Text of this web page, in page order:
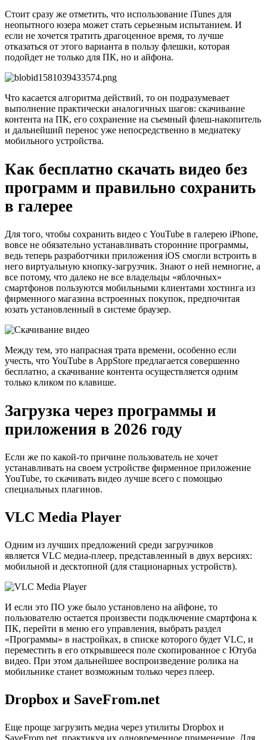
Стоит сразу же отметить, что использование iTunes для
неопытного юзера может стать серьезным испытанием. И
если не хочется тратить драгоценное время, то лучше
отказаться от этого варианта в пользу флешки, которая
подойдет не только для ПК, но и айфона.
Что касается алгоритма действий, то он подразумевает
выполнение практически аналогичных шагов: скачивание
контента на ПК, его сохранение на съемный флеш-накопитель
и дальнейший перенос уже непосредственно в медиатеку
мобильного устройства.
Как бесплатно скачать видео без
программ и правильно сохранить
в галерее
Для того, чтобы сохранить видео с YouTube в галерею iPhone,
вовсе не обязательно устанавливать сторонние программы,
ведь теперь разработчики приложения iOS смогли встроить в
него виртуальную кнопку-загрузчик. Знают о ней немногие, а
все потому, что далеко не все владельцы «яблочных»
смартфонов пользуются мобильными клиентами хостинга из
фирменного магазина встроенных покупок, предпочитая
юзать установленный в системе браузер.
Между тем, это напрасная трата времени, особенно если
учесть, что YouTube в AppStore предлагается совершенно
бесплатно, а скачивание контента осуществляется одним
только кликом по клавише.
Загрузка через программы и
приложения в 2026 году
Если же по какой-то причине пользователь не хочет
устанавливать на своем устройстве фирменное приложение
YouTube, то скачивать видео лучше всего с помощью
специальных плагинов.
VLC Media Player
Одним из лучших предложений среди загрузчиков
является VLC медиа-плеер, представленный в двух версиях:
мобильной и десктопной (для стационарных устройств).
И если это ПО уже было установлено на айфоне, то
пользователю остается произвести подключение смартфона к
ПК, перейти в меню его управления, выбрать раздел
«Программы» в настройках, в списке которого будет VLC, и
переместить в его открывшееся поле скопированное с Ютуба
видео. При этом дальнейшее воспроизведение ролика на
мобильнике станет возможным только через плеер.
Dropbox и SaveFrom.net
Еще проще загрузить медиа через утилиты Dropbox и